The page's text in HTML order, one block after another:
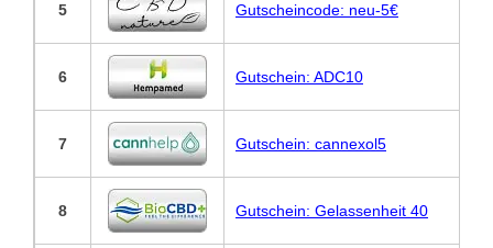
5 Gutscheincode: neu-5€
6 Gutschein: ADC10
7 Gutschein: cannexol5
8 Gutschein: Gelassenheit 40